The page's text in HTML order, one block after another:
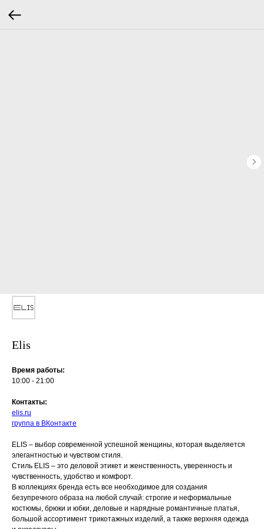
Elis
Время работы:
10:00 - 21:00
Контакты:
elis.ru
группа в ВКонтакте
ELIS – выбор современной успешной женщины, которая выделяется
элегантностью и чувством стиля.
Стиль ELIS – это деловой этикет и женственность, уверенность и
чувственность, удобство и комфорт.
В коллекциях бренда есть все необходимое для создания
безупречного образа на любой случай: строгие и неформальные
костюмы, брюки и юбки, деловые и нарядные романтичные платья,
большой ассортимент трикотажных изделий, а также верхняя одежда